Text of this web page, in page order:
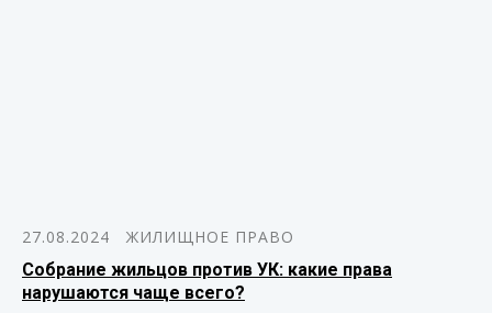
27.08.2024
ЖИЛИЩНОЕ ПРАВО
Собрание жильцов против УК: какие права
нарушаются чаще всего?